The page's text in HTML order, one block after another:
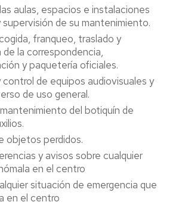
aulas, espacios e instalaciones
supervisión de su mantenimiento.
franqueo, traslado y
la correspondencia,
y paquetería oficiales.
control de equipos audiovisuales y
de uso general.
del botiquín de
objetos perdidos.
y avisos sobre cualquier
en el centro
situación de emergencia que
en el centro